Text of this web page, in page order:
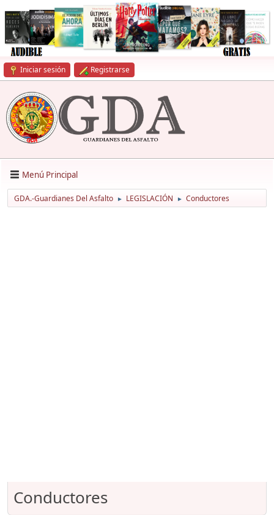
Iniciar sesión Registrarse
Menú Principal
GDA.-Guardianes Del Asfalto ► LEGISLACIÓN ► Conductores
Conductores